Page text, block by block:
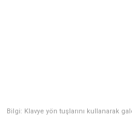
Bilgi: Klavye yön tuşlarını kullanarak